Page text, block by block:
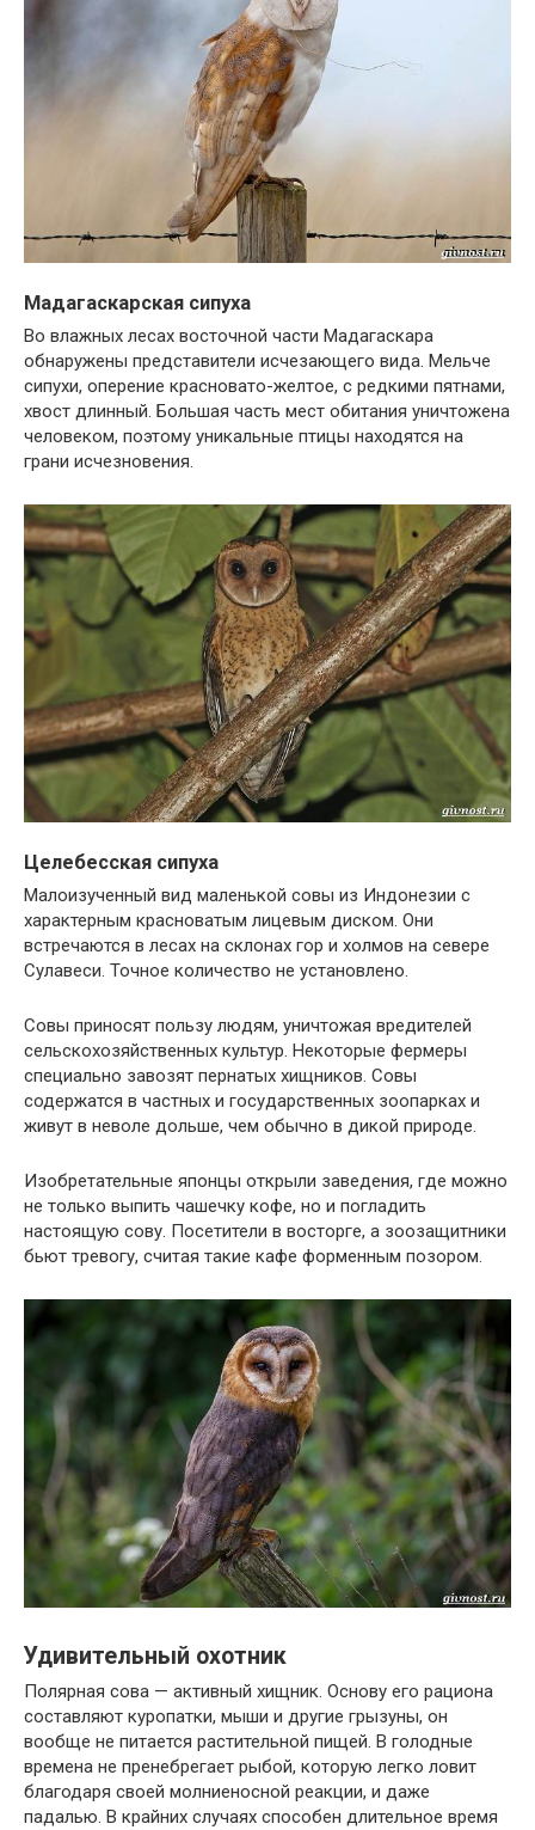
Мадагаскарская сипуха
Во влажных лесах восточной части Мадагаскара
обнаружены представители исчезающего вида. Мельче
сипухи, оперение красновато-желтое, с редкими пятнами,
хвост длинный. Большая часть мест обитания уничтожена
человеком, поэтому уникальные птицы находятся на
грани исчезновения.
Целебесская сипуха
Малоизученный вид маленькой совы из Индонезии с
характерным красноватым лицевым диском. Они
встречаются в лесах на склонах гор и холмов на севере
Сулавеси. Точное количество не установлено.
Совы приносят пользу людям, уничтожая вредителей
сельскохозяйственных культур. Некоторые фермеры
специально завозят пернатых хищников. Совы
содержатся в частных и государственных зоопарках и
живут в неволе дольше, чем обычно в дикой природе.
Изобретательные японцы открыли заведения, где можно
не только выпить чашечку кофе, но и погладить
настоящую сову. Посетители в восторге, а зоозащитники
бьют тревогу, считая такие кафе форменным позором.
Удивительный охотник
Полярная сова — активный хищник. Основу его рациона
составляют куропатки, мыши и другие грызуны, он
вообще не питается растительной пищей. В голодные
времена не пренебрегает рыбой, которую легко ловит
благодаря своей молниеносной реакции, и даже
падалью. В крайних случаях способен длительное время